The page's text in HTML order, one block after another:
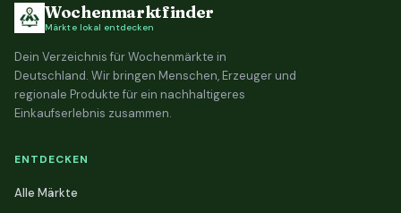
Wochenmarktfinder
Märkte lokal entdecken
Dein Verzeichnis für Wochenmärkte in
Deutschland. Wir bringen Menschen, Erzeuger und
regionale Produkte für ein nachhaltigeres
Einkaufserlebnis zusammen.
ENTDECKEN
Alle Märkte